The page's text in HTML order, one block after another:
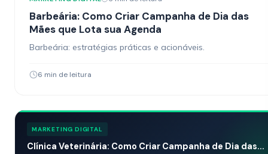
Barbeária: Como Criar Campanha de Dia das
Mães que Lota sua Agenda
Barbeária: estratégias práticas e acionáveis.
6 min de leitura
MARKETING DIGITAL
Clínica Veterinária: Como Criar Campanha de Dia das...